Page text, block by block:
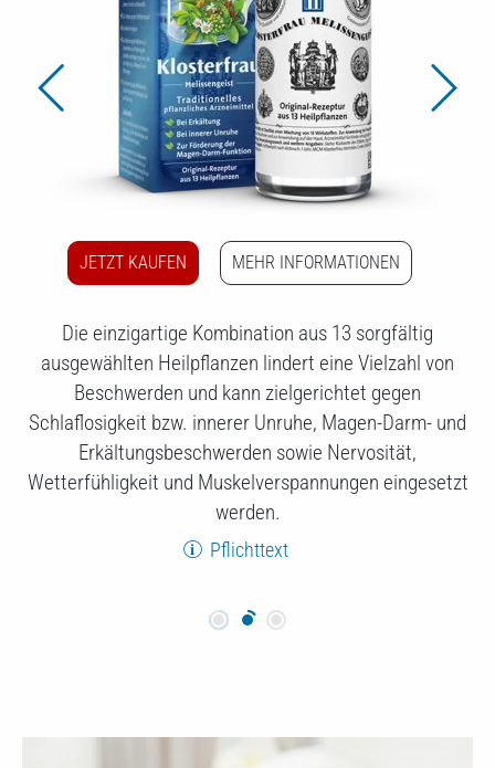
JETZT KAUFEN MEHR INFORMATIONEN
Die einzigartige Kombination aus 13 sorgfältig
ausgewählten Heilpflanzen lindert eine Vielzahl von
Beschwerden und kann zielgerichtet gegen
Schlaflosigkeit bzw. innerer Unruhe, Magen-Darm- und
Erkältungsbeschwerden sowie Nervosität,
Wetterfühligkeit und Muskelverspannungen eingesetzt
werden.
Pflichttext